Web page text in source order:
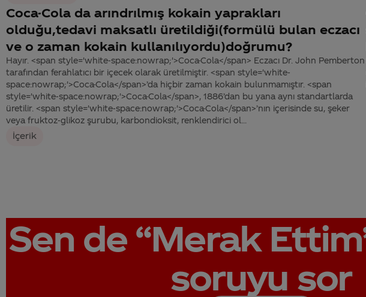
Coca-Cola da arındrılmış kokain yaprakları
olduğu,tedavi maksatlı üretildiği(formülü bulan eczacı
ve o zaman kokain kullanılıyordu)doğrumu?
Hayır. <span style='white-space:nowrap;'>Coca-Cola</span> Eczacı Dr. John Pemberton
tarafından ferahlatıcı bir içecek olarak üretilmiştir. <span style='white-
space:nowrap;'>Coca-Cola</span>’da hiçbir zaman kokain bulunmamıştır. <span
style='white-space:nowrap;'>Coca-Cola</span>, 1886’dan bu yana aynı standartlarda
üretilir. <span style='white-space:nowrap;'>Coca-Cola</span>’nın içerisinde su, şeker
veya fruktoz-glikoz şurubu, karbondioksit, renklendirici ol...
İçerik
Sen de “Merak
soruyu sor